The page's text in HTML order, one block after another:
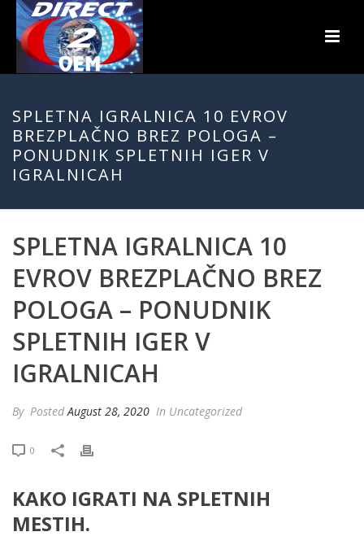
SPLETNA IGRALNICA 10 EVROV
BREZPLAČNO BREZ POLOGA –
PONUDNIK SPLETNIH IGER V
IGRALNICAH
SPLETNA IGRALNICA 10
EVROV BREZPLAČNO BREZ
POLOGA – PONUDNIK
SPLETNIH IGER V
IGRALNICAH
By PostedAugust 28, 2020 In Uncategorized
0
KAKO IGRATI NA SPLETNIH
MESTIH.